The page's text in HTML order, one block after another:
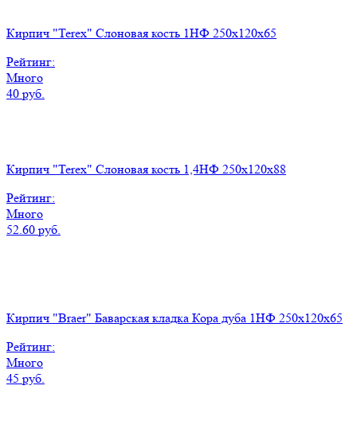
Кирпич "Terex" Слоновая кость 1НФ 250х120х65
Рейтинг:
Много
40 руб.
Кирпич "Terex" Слоновая кость 1,4НФ 250х120х88
Рейтинг:
Много
52.60 руб.
Кирпич "Braer" Баварская кладка Кора дуба 1НФ 250х120х65
Рейтинг:
Много
45 руб.